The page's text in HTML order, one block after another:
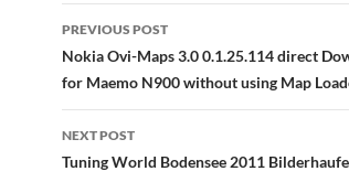
Post
navigation
PREVIOUS POST
Nokia Ovi-Maps 3.0 0.1.25.114 direct
for Maemo N900 without using Map
NEXT POST
Tuning World Bodensee 2011